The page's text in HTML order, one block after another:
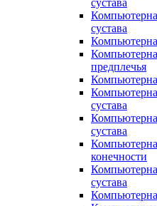
сустава
сустава
предплечья
сустава
сустава
конечности
сустава